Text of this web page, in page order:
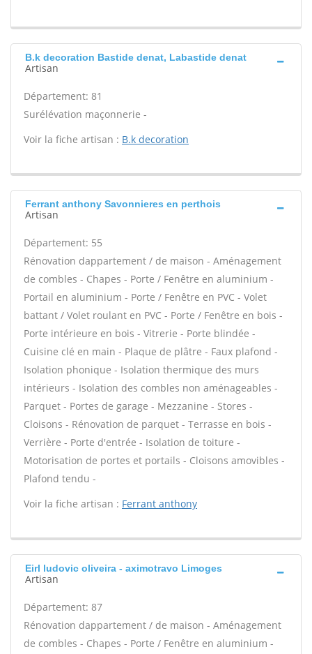
B.k decoration Bastide denat, Labastide denat
Artisan
Département: 81
Surélévation maçonnerie -
Voir la fiche artisan : B.k decoration
Ferrant anthony Savonnieres en perthois
Artisan
Département: 55
Rénovation dappartement / de maison - Aménagement
de combles - Chapes - Porte / Fenêtre en aluminium -
Portail en aluminium - Porte / Fenêtre en PVC - Volet
battant / Volet roulant en PVC - Porte / Fenêtre en bois -
Porte intérieure en bois - Vitrerie - Porte blindée -
Cuisine clé en main - Plaque de plâtre - Faux plafond -
Isolation phonique - Isolation thermique des murs
intérieurs - Isolation des combles non aménageables -
Parquet - Portes de garage - Mezzanine - Stores -
Cloisons - Rénovation de parquet - Terrasse en bois -
Verrière - Porte d'entrée - Isolation de toiture -
Motorisation de portes et portails - Cloisons amovibles -
Plafond tendu -
Voir la fiche artisan : Ferrant anthony
Eirl ludovic oliveira - aximotravo Limoges
Artisan
Département: 87
Rénovation dappartement / de maison - Aménagement
de combles - Chapes - Porte / Fenêtre en aluminium -